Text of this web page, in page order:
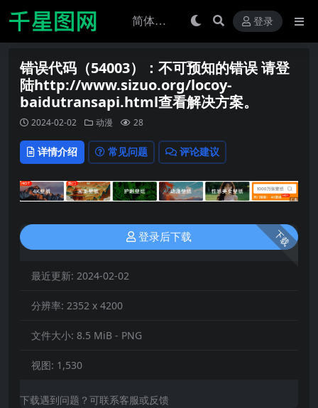
登录
错误代码（54003）：不可预知的错误 请登
陆http://www.sizuo.org/locoy-
baidutransapi.html查看解决方案。
2024-02-02 动漫 28
详情介绍 常见问题 评论建议
下载
登录后下载
最近更新: 2024-02-02
分辨率: 2352 x 4200
文件大小: 8.5 MiB - PNG
视图: 1,530
下载遇到问题？可联系客服或反馈